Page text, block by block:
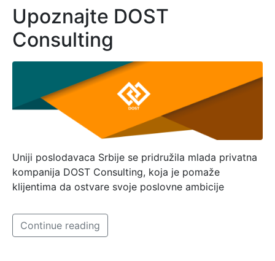
Upoznajte DOST
Consulting
Uniji poslodavaca Srbije se pridružila mlada privatna
kompanija DOST Consulting, koja je pomaže
klijentima da ostvare svoje poslovne ambicije
Continue reading